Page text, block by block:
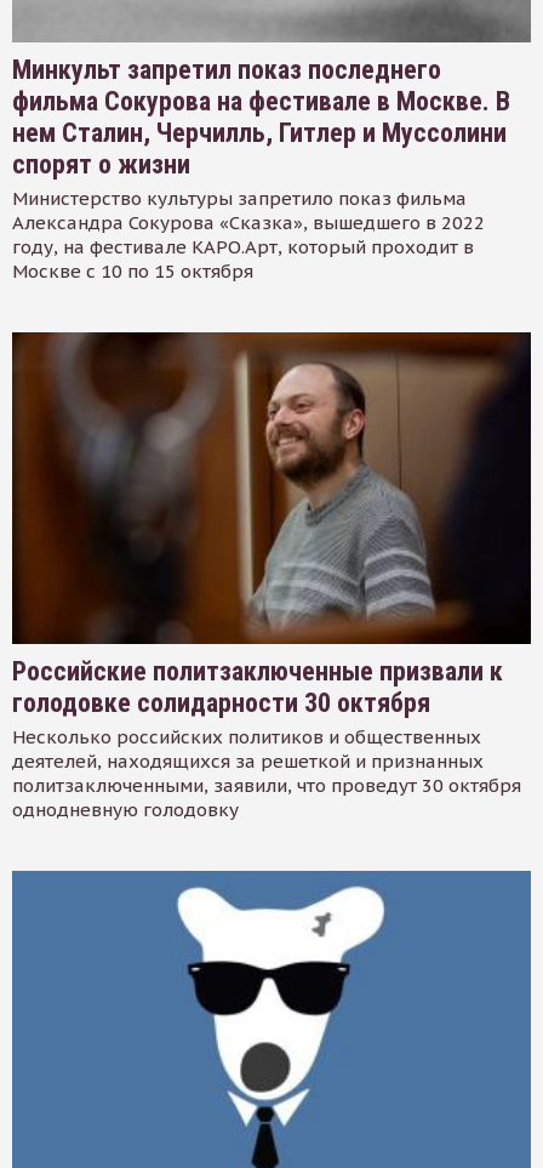
Минкульт запретил показ последнего
фильма Сокурова на фестивале в Москве. В
нем Сталин, Черчилль, Гитлер и Муссолини
спорят о жизни
Министерство культуры запретило показ фильма
Александра Сокурова «Сказка», вышедшего в 2022
году, на фестивале КАРО.Арт, который проходит в
Москве с 10 по 15 октября
Российские политзаключенные призвали к
голодовке солидарности 30 октября
Несколько российских политиков и общественных
деятелей, находящихся за решеткой и признанных
политзаключенными, заявили, что проведут 30 октября
однодневную голодовку